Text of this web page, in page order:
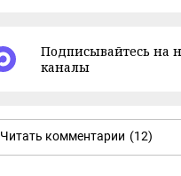
Подписывайтесь на
каналы
Читать комментарии (12)